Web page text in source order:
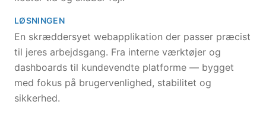
LØSNINGEN
En skræddersyet webapplikation der passer præcist
til jeres arbejdsgang. Fra interne værktøjer og
dashboards til kundevendte platforme — bygget
med fokus på brugervenlighed, stabilitet og
sikkerhed.